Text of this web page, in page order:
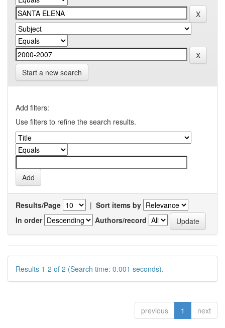
Start a new search
Add filters:
Use filters to refine the search results.
Results/Page | Sort items by
In order
Authors/record
Results 1-2 of 2 (Search time: 0.001 seconds).
previous 1 next